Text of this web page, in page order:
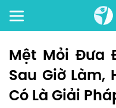
Mệt Mỏi Đưa
Sau Giờ Làm,
Có Là Giải